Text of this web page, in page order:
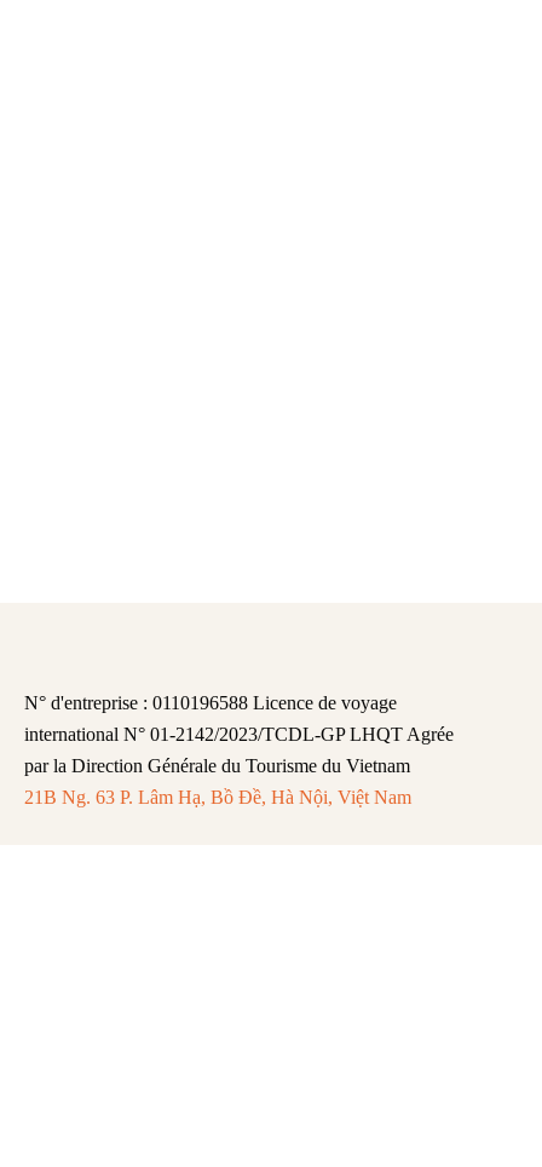
N° d'entreprise : 0110196588 Licence de voyage
international N° 01-2142/2023/TCDL-GP LHQT Agrée
par la Direction Générale du Tourisme du Vietnam
21B Ng. 63 P. Lâm Hạ, Bồ Đề, Hà Nội, Việt Nam